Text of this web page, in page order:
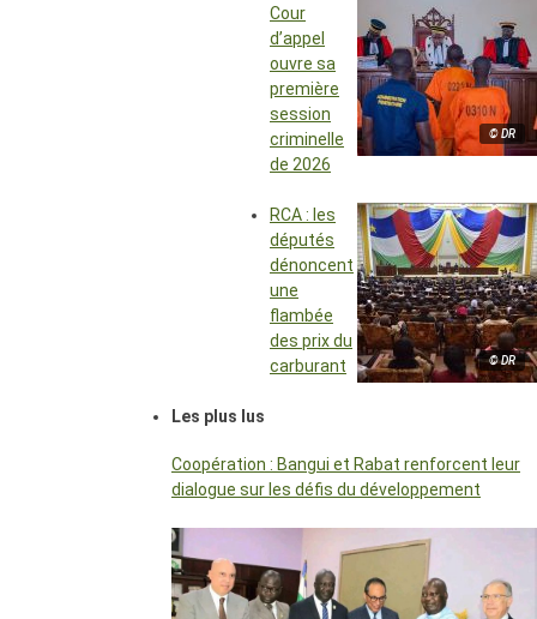
© DR
Cour
d’appel
ouvre sa
première
session
criminelle
de 2026
© DR
RCA : les
députés
dénoncent
une
flambée
des prix du
carburant
Les plus lus
Coopération : Bangui et Rabat renforcent leur
dialogue sur les défis du développement